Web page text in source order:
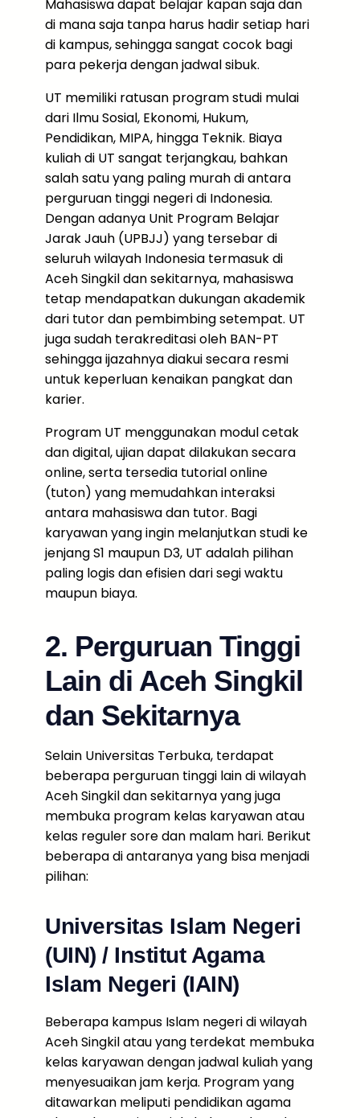
Mahasiswa dapat belajar kapan saja dan
di mana saja tanpa harus hadir setiap hari
di kampus, sehingga sangat cocok bagi
para pekerja dengan jadwal sibuk.
UT memiliki ratusan program studi mulai
dari Ilmu Sosial, Ekonomi, Hukum,
Pendidikan, MIPA, hingga Teknik. Biaya
kuliah di UT sangat terjangkau, bahkan
salah satu yang paling murah di antara
perguruan tinggi negeri di Indonesia.
Dengan adanya Unit Program Belajar
Jarak Jauh (UPBJJ) yang tersebar di
seluruh wilayah Indonesia termasuk di
Aceh Singkil dan sekitarnya, mahasiswa
tetap mendapatkan dukungan akademik
dari tutor dan pembimbing setempat. UT
juga sudah terakreditasi oleh BAN-PT
sehingga ijazahnya diakui secara resmi
untuk keperluan kenaikan pangkat dan
karier.
Program UT menggunakan modul cetak
dan digital, ujian dapat dilakukan secara
online, serta tersedia tutorial online
(tuton) yang memudahkan interaksi
antara mahasiswa dan tutor. Bagi
karyawan yang ingin melanjutkan studi ke
jenjang S1 maupun D3, UT adalah pilihan
paling logis dan efisien dari segi waktu
maupun biaya.
2. Perguruan Tinggi
Lain di Aceh Singkil
dan Sekitarnya
Selain Universitas Terbuka, terdapat
beberapa perguruan tinggi lain di wilayah
Aceh Singkil dan sekitarnya yang juga
membuka program kelas karyawan atau
kelas reguler sore dan malam hari. Berikut
beberapa di antaranya yang bisa menjadi
pilihan:
Universitas Islam Negeri
(UIN) / Institut Agama
Islam Negeri (IAIN)
Beberapa kampus Islam negeri di wilayah
Aceh Singkil atau yang terdekat membuka
kelas karyawan dengan jadwal kuliah yang
menyesuaikan jam kerja. Program yang
ditawarkan meliputi pendidikan agama